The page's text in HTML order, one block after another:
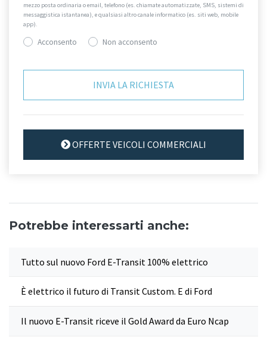
mezzo posta ordinaria o email, telefono (es. chiamate automatizzate, SMS, sistemi di
messaggistica istantanea), e qualsiasi altro canale informatico (es. siti web, mobile
app).
Acconsento Non acconsento
OFFERTE VEICOLI COMMERCIALI
Potrebbe interessarti anche:
Tutto sul nuovo Ford E-Transit 100% elettrico
È elettrico il futuro di Transit Custom. E di Ford
Il nuovo E-Transit riceve il Gold Award da Euro Ncap